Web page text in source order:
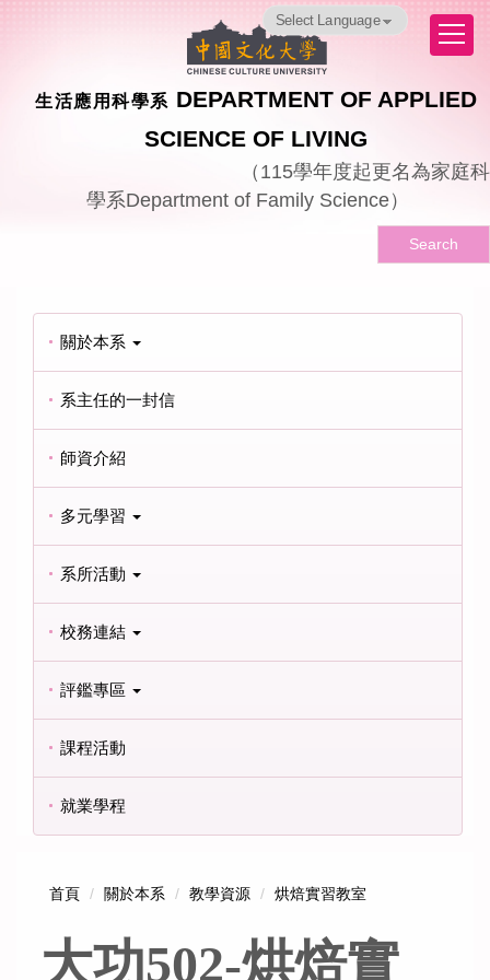
生活應用科學系 DEPARTMENT OF APPLIED
SCIENCE OF LIVING
（ 115學年度起更名為家庭科
學系Department of Family Science）
Translate
Search
關於本系
系主任的一封信
師資介紹
多元學習
系所活動
校務連結
評鑑專區
課程活動
就業學程
首頁 關於本系 教學資源 烘焙實習教室
大功502-烘焙實